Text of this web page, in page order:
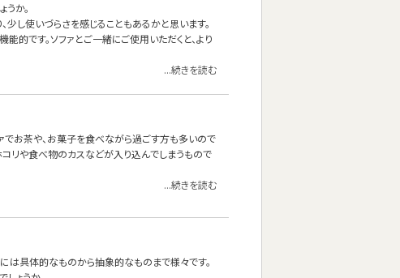
か。
少し使いづらさを感じることもあるかと思います。
的です。ソファとご一緒にご使用いただくと、より
...続きを読む
でお茶や、お菓子を食べながら過ごす方も多いので
リや食べ物のカスなどが入り込んでしまうもので
...続きを読む
は具体的なものから抽象的なものまで様々です。